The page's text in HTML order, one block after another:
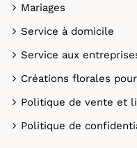
Mariages
Service à domicile
Service aux
Créations florales
Politique de vente et
Politique de